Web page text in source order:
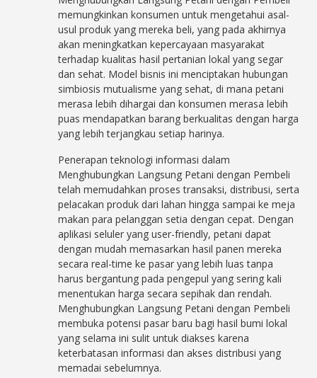
memungkinkan konsumen untuk mengetahui asal-
usul produk yang mereka beli, yang pada akhirnya
akan meningkatkan kepercayaan masyarakat
terhadap kualitas hasil pertanian lokal yang segar
dan sehat. Model bisnis ini menciptakan hubungan
simbiosis mutualisme yang sehat, di mana petani
merasa lebih dihargai dan konsumen merasa lebih
puas mendapatkan barang berkualitas dengan harga
yang lebih terjangkau setiap harinya.
Penerapan teknologi informasi dalam
Menghubungkan Langsung Petani dengan Pembeli
telah memudahkan proses transaksi, distribusi, serta
pelacakan produk dari lahan hingga sampai ke meja
makan para pelanggan setia dengan cepat. Dengan
aplikasi seluler yang user-friendly, petani dapat
dengan mudah memasarkan hasil panen mereka
secara real-time ke pasar yang lebih luas tanpa
harus bergantung pada pengepul yang sering kali
menentukan harga secara sepihak dan rendah.
Menghubungkan Langsung Petani dengan Pembeli
membuka potensi pasar baru bagi hasil bumi lokal
yang selama ini sulit untuk diakses karena
keterbatasan informasi dan akses distribusi yang
memadai sebelumnya.